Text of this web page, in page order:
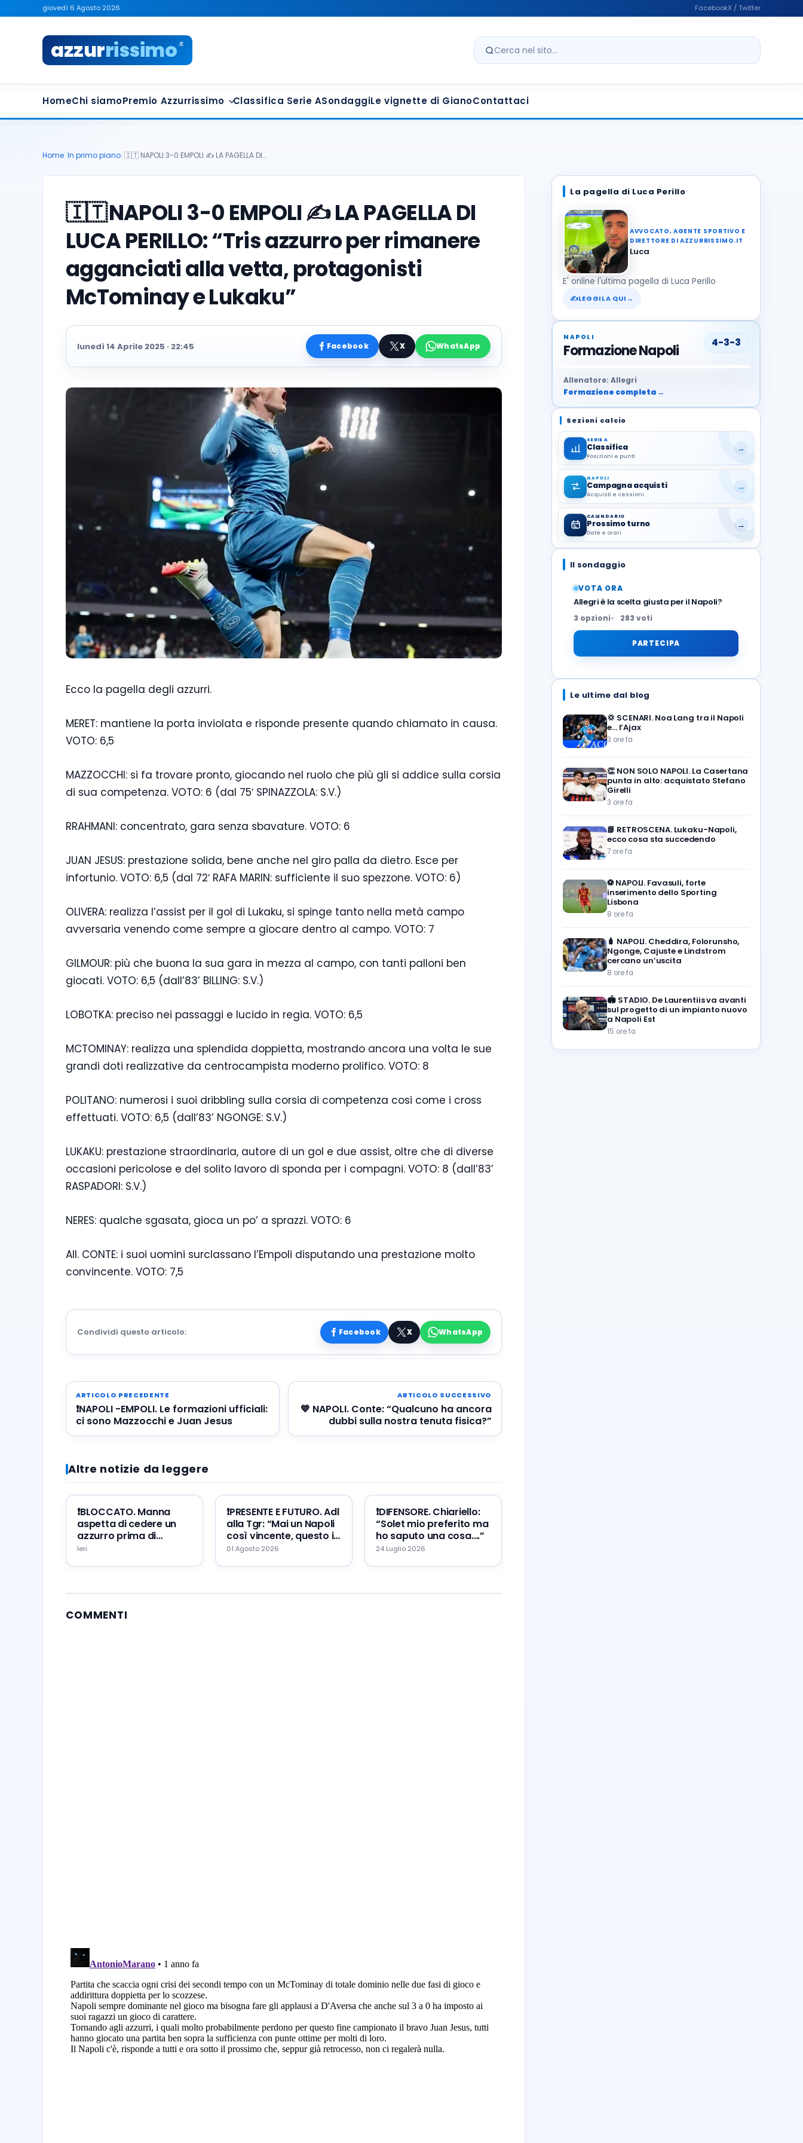
giovedì 6 Agosto 2026 FacebookX / Twitter
azzurrissimo.it
Cerca nel sito
HomeChi siamoPremio Azzurrissimo Classifica Serie ASondaggiLe vignette di GianoContattaci
Home In primo piano 🇮🇹 NAPOLI 3-0 EMPOLI ✍️ LA PAGELLA DI…
🇮🇹NAPOLI 3-0 EMPOLI ✍️ LA PAGELLA DI
LUCA PERILLO: “Tris azzurro per rimanere
agganciati alla vetta, protagonisti
McTominay e Lukaku”
lunedì 14 Aprile 2025 · 22:45 Facebook X WhatsApp
Ecco la pagella degli azzurri.
MERET: mantiene la porta inviolata e risponde presente quando chiamato in causa.
VOTO: 6,5
MAZZOCCHI: si fa trovare pronto, giocando nel ruolo che più gli si addice sulla corsia
di sua competenza. VOTO: 6 (dal 75′ SPINAZZOLA: S.V.)
RRAHMANI: concentrato, gara senza sbavature. VOTO: 6
JUAN JESUS: prestazione solida, bene anche nel giro palla da dietro. Esce per
infortunio. VOTO: 6,5 (dal 72′ RAFA MARIN: sufficiente il suo spezzone. VOTO: 6)
OLIVERA: realizza l’assist per il gol di Lukaku, si spinge tanto nella metà campo
avversaria venendo come sempre a giocare dentro al campo. VOTO: 7
GILMOUR: più che buona la sua gara in mezza al campo, con tanti palloni ben
giocati. VOTO: 6,5 (dall’83’ BILLING: S.V.)
LOBOTKA: preciso nei passaggi e lucido in regia. VOTO: 6,5
MCTOMINAY: realizza una splendida doppietta, mostrando ancora una volta le sue
grandi doti realizzative da centrocampista moderno prolifico. VOTO: 8
POLITANO: numerosi i suoi dribbling sulla corsia di competenza cosi come i cross
effettuati. VOTO: 6,5 (dall’83’ NGONGE: S.V.)
LUKAKU: prestazione straordinaria, autore di un gol e due assist, oltre che di diverse
occasioni pericolose e del solito lavoro di sponda per i compagni. VOTO: 8 (dall’83’
RASPADORI: S.V.)
NERES: qualche sgasata, gioca un po’ a sprazzi. VOTO: 6
All. CONTE: i suoi uomini surclassano l’Empoli disputando una prestazione molto
convincente. VOTO: 7,5
Condividi questo articolo: Facebook X WhatsApp
ARTICOLO PRECEDENTE
❗️NAPOLI -EMPOLI. Le formazioni ufficiali:
ci sono Mazzocchi e Juan Jesus
ARTICOLO SUCCESSIVO
💙 NAPOLI. Conte: “Qualcuno ha ancora
dubbi sulla nostra tenuta fisica?”
Altre notizie da leggere
❗️BLOCCATO. Manna
aspetta di cedere un
azzurro prima di
portare Zeballos al
Ieri
❗️PRESENTE E FUTURO. Adl
alla Tgr: “Mai un Napoli
così vincente, questo il
mio errore ed il mio
01 Agosto 2026
❗️DIFENSORE. Chiariello:
“Solet mio preferito ma
ho saputo una cosa….”
24 Luglio 2026
COMMENTI
La pagella di Luca Perillo
AVVOCATO, AGENTE SPORTIVO E
DIRETTORE DI AZZURRISSIMO.IT
Luca
E' online l'ultima pagella di Luca Perillo
✍LEGGILA QUI →
NAPOLI
Formazione Napoli 4-3-3
Allenatore: Allegri
Formazione completa →
Sezioni calcio
SERIE A
Classifica
Posizioni e punti
→
NAPOLI
Campagna acquisti
Acquisti e cessioni
→
CALENDARIO
Prossimo turno
Date e orari
→
Il sondaggio
VOTA ORA
Allegri è la scelta giusta per il Napoli?
3 opzioni 283 voti
PARTECIPA
Le ultime dal blog
💢 SCENARI. Noa Lang tra il Napoli
e… l’Ajax
3 ore fa
👏 NON SOLO NAPOLI. La Casertana
punta in alto: acquistato Stefano
Girelli
3 ore fa
📘 RETROSCENA. Lukaku-Napoli,
ecco cosa sta succedendo
7 ore fa
⚽️ NAPOLI. Favasuli, forte
inserimento dello Sporting
Lisbona
8 ore fa
🧳 NAPOLI. Cheddira, Folorunsho,
Ngonge, Cajuste e Lindstrom
cercano un’uscita
8 ore fa
🏟️ STADIO. De Laurentiis va avanti
sul progetto di un impianto nuovo
a Napoli Est
15 ore fa